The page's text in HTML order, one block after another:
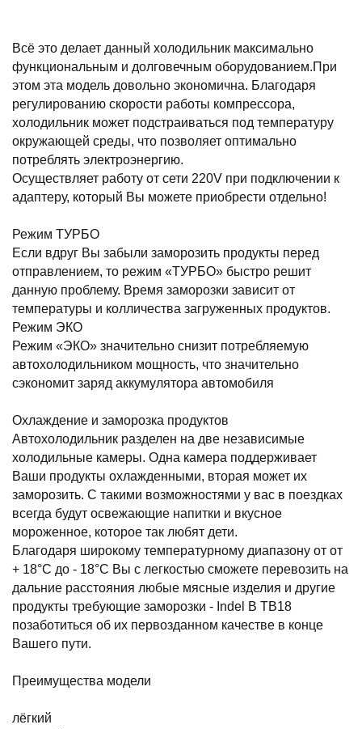
Всё это делает данный холодильник максимально
функциональным и долговечным оборудованием.При
этом эта модель довольно экономична. Благодаря
регулированию скорости работы компрессора,
холодильник может подстраиваться под температуру
окружающей среды, что позволяет оптимально
потреблять электроэнергию.
Осуществляет работу от сети 220V при подключении к
адаптеру, который Вы можете приобрести отдельно!
Режим ТУРБО
Если вдруг Вы забыли заморозить продукты перед
отправлением, то режим «ТУРБО» быстро решит
данную проблему. Время заморозки зависит от
температуры и колличества загруженных продуктов.
Режим ЭКО
Режим «ЭКО» значительно снизит потребляемую
автохолодильником мощность, что значительно
сэкономит заряд аккумулятора автомобиля
Охлаждение и заморозка продуктов
Автохолодильник разделен на две независимые
холодильные камеры. Одна камера поддерживает
Ваши продукты охлажденными, вторая может их
заморозить. С такими возможностями у вас в поездках
всегда будут освежающие напитки и вкусное
мороженное, которое так любят дети.
Благодаря широкому температурному диапазону от от
+ 18°C до - 18°C Вы с легкостью сможете перевозить на
дальние расстояния любые мясные изделия и другие
продукты требующие заморозки - Indel B TB18
позаботиться об их первозданном качестве в конце
Вашего пути.
Преимущества модели
лёгкий